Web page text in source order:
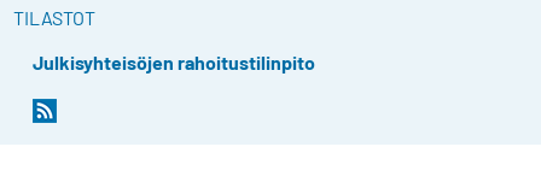
TILASTOT
Julkisyhteisöjen rahoitustilinpito